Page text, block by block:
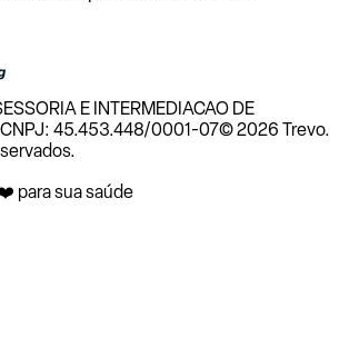
E INTERMEDIACAO DE
CNPJ: 45.453.448/0001-07© 2026 Trevo.
para sua saúde